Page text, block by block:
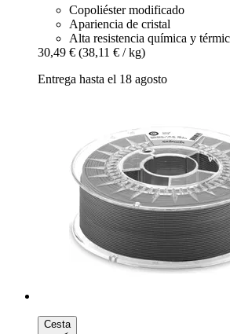
Copoliéster modificado
Apariencia de cristal
Alta resistencia química y
30,49 € (38,11 € / kg)
Entrega hasta el 18 agosto
Cesta